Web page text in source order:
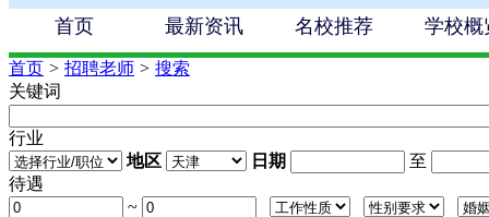
首页 最新资讯 名校推荐 学校概
首页 > 招聘老师 > 搜索
关键词
行业
地区
日期
至
待遇
~